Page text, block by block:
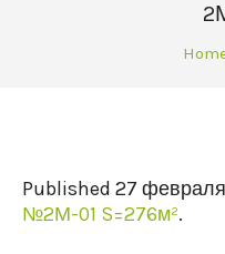
Published 27
№2М-01 S=276м².